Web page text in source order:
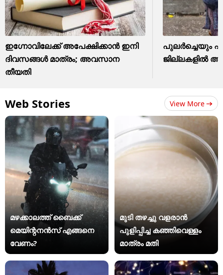
ഇഗ്നോവിലേക്ക് അപേക്ഷിക്കാൻ ഇനി
ദിവസങ്ങൾ മാത്രം; അവസാന
തീയതി
പുലര്‍ച്ചെയും
ജില്ലകളില്‍
Web Stories View More
മഴക്കാലത്ത് ബൈക്ക്
മെയിന്റനൻസ് എങ്ങനെ
വേണം?
മുടി തഴച്ചു വളരാൻ
പുളിപ്പിച്ച കഞ്ഞിവെള്ളം
മാത്രം മതി